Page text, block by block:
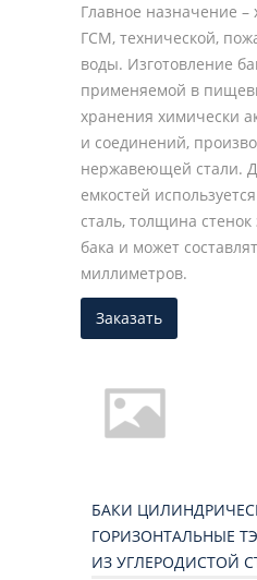
Главное назначение –
ГСМ, технической,
воды. Изготовление
применяемой в
хранения химически
и соединений,
нержавеющей стали.
емкостей
сталь, толщина стенок
бака и может
миллиметров.
Заказать
БАКИ
ГОРИЗОНТАЛЬНЫЕ
ИЗ УГЛЕРОДИСТОЙ